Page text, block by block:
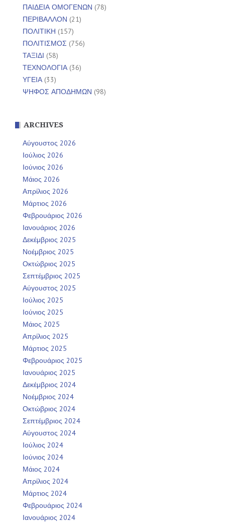
ΠΑΙΔΕΙΑ ΟΜΟΓΕΝΩΝ (78)
ΠΕΡΙΒΑΛΛΟΝ (21)
ΠΟΛΙΤΙΚΗ (157)
ΠΟΛΙΤΙΣΜΟΣ (756)
ΤΑΞΙΔΙ (58)
ΤΕΧΝΟΛΟΓΙΑ(36)
ΥΓΕΙΑ(33)
ΨΗΦΟΣ ΑΠΟΔΗΜΩΝ (98)
ARCHIVES
Αύγουστος 2026
Ιούλιος 2026
Ιούνιος 2026
Μάιος 2026
Απρίλιος 2026
Μάρτιος 2026
Φεβρουάριος 2026
Ιανουάριος 2026
Δεκέμβριος 2025
Νοέμβριος 2025
Οκτώβριος 2025
Σεπτέμβριος 2025
Αύγουστος 2025
Ιούλιος 2025
Ιούνιος 2025
Μάιος 2025
Απρίλιος 2025
Μάρτιος 2025
Φεβρουάριος 2025
Ιανουάριος 2025
Δεκέμβριος 2024
Νοέμβριος 2024
Οκτώβριος 2024
Σεπτέμβριος 2024
Αύγουστος 2024
Ιούλιος 2024
Ιούνιος 2024
Μάιος 2024
Απρίλιος 2024
Μάρτιος 2024
Φεβρουάριος 2024
Ιανουάριος 2024